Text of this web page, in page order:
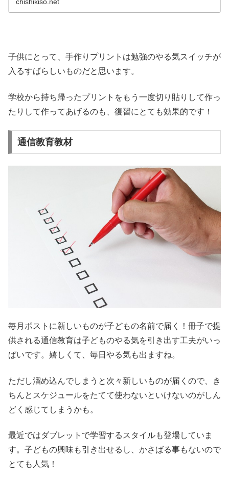
chishikiso.net
子供にとって、手作りプリントは勉強のやる気スイッチが
入るすばらしいものだと思います。
学校から持ち帰ったプリントをもう一度切り貼りして作っ
たりして作ってあげるのも、復習にとても効果的です！
通信教育教材
毎月ポストに新しいものが子どもの名前で届く！冊子で提
供される通信教育は子どものやる気を引き出す工夫がいっ
ぱいです。嬉しくて、毎日やる気も出ますね。
ただし溜め込んでしまうと次々新しいものが届くので、き
ちんとスケジュールをたてて使わないといけないのがしん
どく感じてしまうかも。
最近ではダブレットで学習するスタイルも登場していま
す。子どもの興味も引き出せるし、かさばる事もないので
とても人気！